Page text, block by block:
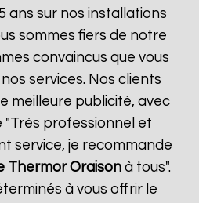
ans sur nos installations
sommes fiers de notre
convaincus que vous
services. Nos clients
meilleure publicité, avec
"Très professionnel et
service, je recommande
Thermor Oraison à tous".
à vous offrir le